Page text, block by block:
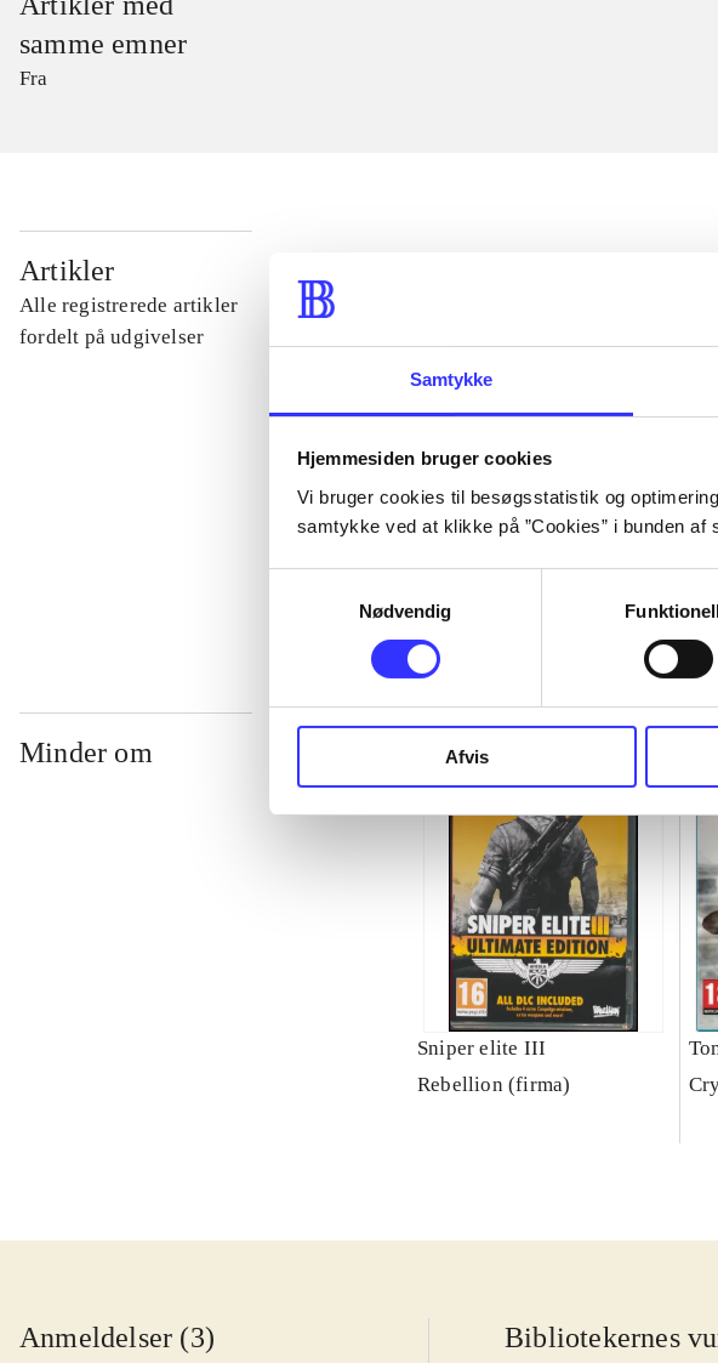
Samtykke
Hjemmesiden bruger cookies
Vi bruger cookies til besøgsstatistik og
samtykke ved at klikke på ”Cookies” i bunden
Nødvendig
Afvis
samme emner
Fra
Artikler
Alle registrerede artikler
fordelt på udgivelser
...
...
...
Minder om
Sniper elite III
Rebellion (firma)
Anmeldelser (3) Bibliotekernes